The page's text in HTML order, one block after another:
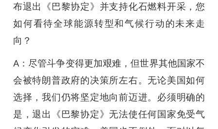
布退出《巴黎协定》并支持化石燃料开采，您
如何看待全球能源转型和气候行动的未来走
向？
A：尽管斗争变得更加艰难，但世界其他国家不
会被特朗普政府的决策所左右。无论美国如何
选择，我们仍将坚定地向前迈进。必须明确的
是，退出《巴黎协定》无法使任何国家免受气